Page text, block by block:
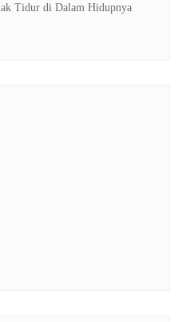
Tidur di Dalam Hidupnya